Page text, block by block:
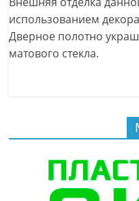
использованием
Дверное полотно
матового стекла.